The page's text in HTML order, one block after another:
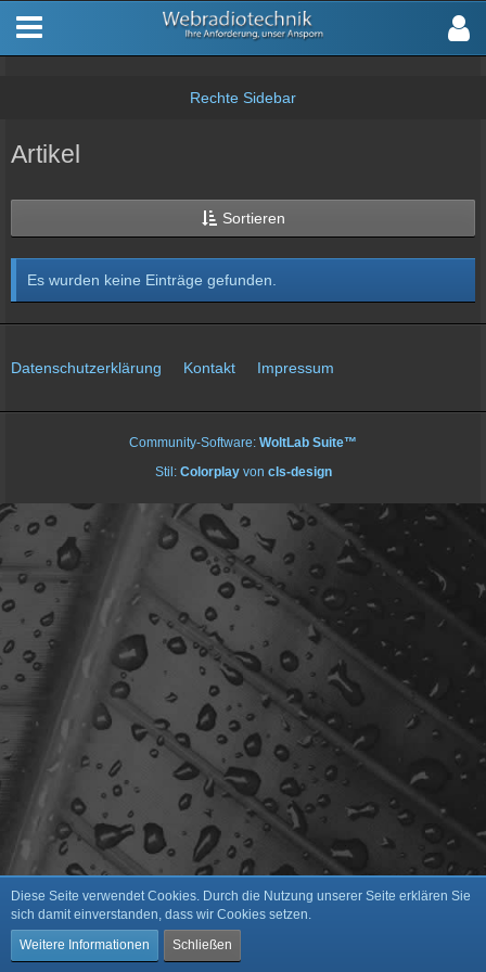
Artikel
Sortieren
Es wurden keine Einträge gefunden.
Datenschutzerklärung Kontakt Impressum
Community-Software: WoltLab Suite™
Stil: Colorplayvon cls-design
Diese Seite verwendet Cookies. Durch die Nutzung unserer Seite erklären Sie
sich damit einverstanden, dass wir Cookies setzen.
Weitere Informationen
Schließen